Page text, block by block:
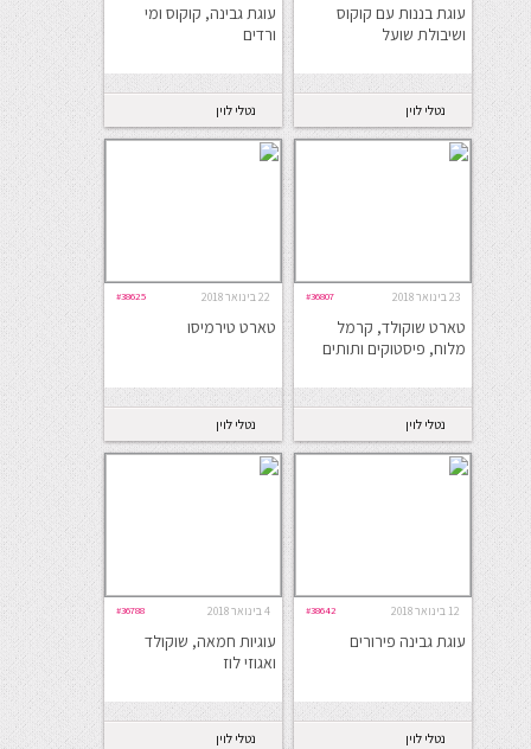
עוגת בננות עם קוקוס
ושיבולת שועל
נטלי לוין
עוגת גבינה, קוקוס ומי
ורדים
נטלי לוין
23 בינואר 2018 #36807
טארט שוקולד, קרמל
מלוח, פיסטוקים ותותים
נטלי לוין
22 בינואר 2018 #38625
טארט טירמיסו
נטלי לוין
12 בינואר 2018 #38642
עוגת גבינה פירורים
נטלי לוין
4 בינואר 2018 #36788
עוגיות חמאה, שוקולד
ואגוזי לוז
נטלי לוין